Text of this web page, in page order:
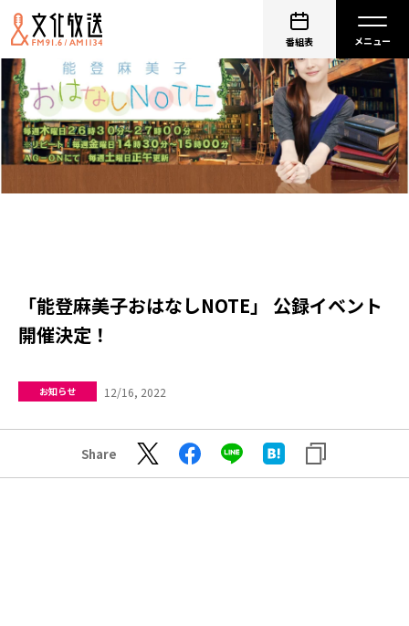
番組表
「能登麻美子おはなしNOTE」 公録イベント
開催決定！
お知らせ 12/16, 2022
Share